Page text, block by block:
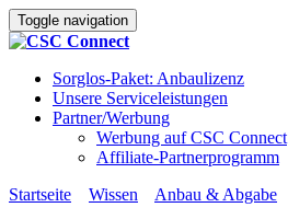
Toggle navigation
Sorglos-Paket: Anbaulizenz
Unsere Serviceleistungen
Partner/Werbung
Werbung auf CSC Connect
Affiliate-Partnerprogramm
Startseite
Wissen Anbau & Abgabe